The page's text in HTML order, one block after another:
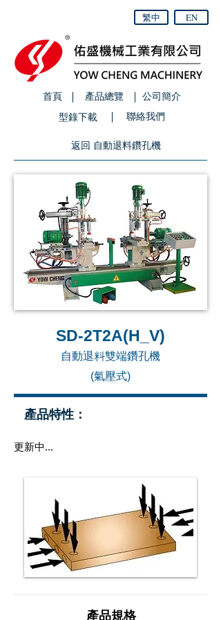
繁中 EN
首頁 產品總覽
公司簡介
型錄下載
聯絡我們
返回 自動退料鑽孔機
SD-2T2A(H_V)
自動退料雙端鑽孔機
(氣壓式)
產品特性：
更新中...
產品規格